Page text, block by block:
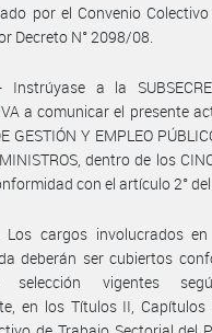
por el Convenio
Decreto N° 2098/08.
Instrúyase a la
a comunicar el presente
GESTIÓN Y EMPLEO
dentro de los
con el artículo 2°
Los cargos involucrados
deberán ser cubiertos
selección vigentes
en los Títulos II,